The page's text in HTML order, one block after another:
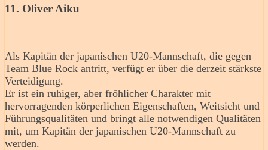
11. Oliver Aiku
Als Kapitän der japanischen U20-Mannschaft, die gegen
Team Blue Rock antritt, verfügt er über die derzeit stärkste
Verteidigung.
Er ist ein ruhiger, aber fröhlicher Charakter mit
hervorragenden körperlichen Eigenschaften, Weitsicht und
Führungsqualitäten und bringt alle notwendigen Qualitäten
mit, um Kapitän der japanischen U20-Mannschaft zu
werden.